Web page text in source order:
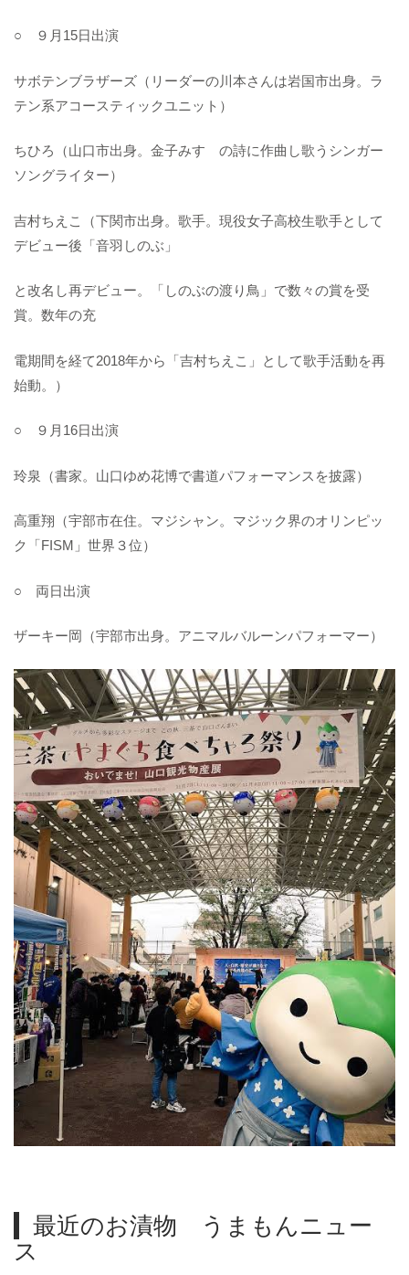
○ ９月15日出演
サボテンブラザーズ（リーダーの川本さんは岩国市出身。ラ
テン系アコースティックユニット）
ちひろ（山口市出身。金子みすゞの詩に作曲し歌うシンガー
ソングライター）
吉村ちえこ（下関市出身。歌手。現役女子高校生歌手として
デビュー後「音羽しのぶ」
と改名し再デビュー。「しのぶの渡り鳥」で数々の賞を受
賞。数年の充
電期間を経て2018年から「吉村ちえこ」として歌手活動を再
始動。）
○ ９月16日出演
玲泉（書家。山口ゆめ花博で書道パフォーマンスを披露）
高重翔（宇部市在住。マジシャン。マジック界のオリンピッ
ク「FISM」世界３位）
○ 両日出演
ザーキー岡（宇部市出身。アニマルバルーンパフォーマー）
最近のお漬物 うまもんニュー
ス